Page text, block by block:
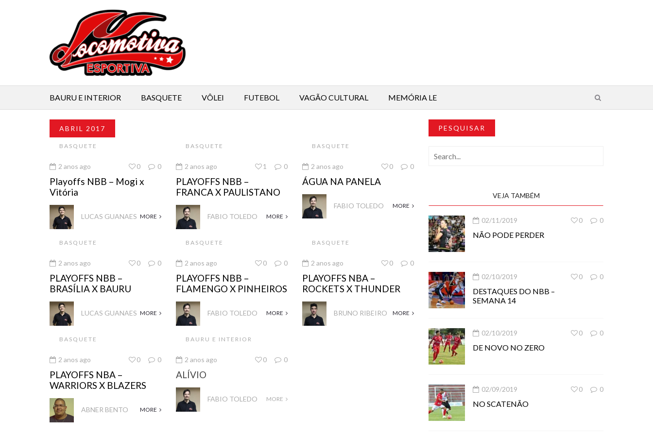
BAURU E INTERIOR BASQUETE VÔLEI FUTEBOL VAGÃO CULTURAL MEMÓRIA LE
ABRIL 2017
BASQUETE
2 anos ago 0
0
Playoffs NBB – Mogi x
Vitória
LUCAS GUANAES MORE
BASQUETE
2 anos ago 0
1
PLAYOFFS NBB –
FRANCA X PAULISTANO
FABIO TOLEDO MORE
BASQUETE
2 anos ago 0
0
ÁGUA NA PANELA
FABIO TOLEDO MORE
BASQUETE
2 anos ago 0
0
PLAYOFFS NBB –
BRASÍLIA X BAURU
LUCAS GUANAES MORE
BASQUETE
2 anos ago 0
0
PLAYOFFS NBB –
FLAMENGO X PINHEIROS
FABIO TOLEDO MORE
BASQUETE
2 anos ago 0
0
PLAYOFFS NBA –
ROCKETS X THUNDER
BRUNO RIBEIRO MORE
BASQUETE
2 anos ago 0
0
PLAYOFFS NBA –
WARRIORS X BLAZERS
ABNER BENTO MORE
BAURU E INTERIOR
2 anos ago 0
0
ALÍVIO
FABIO TOLEDO MORE
PESQUISAR
VEJA TAMBÉM
02/11/2019 0
0
NÃO PODE PERDER
02/10/2019 0
0
DESTAQUES DO NBB –
SEMANA 14
02/10/2019 0
0
DE NOVO NO ZERO
02/09/2019 0
0
NO SCATENÃO